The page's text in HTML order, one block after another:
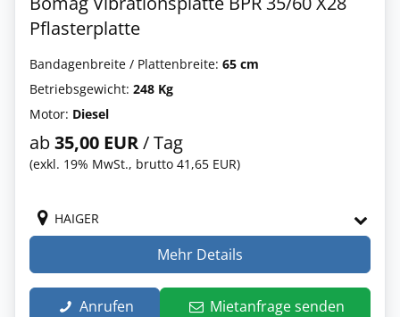
Pflasterplatte
Bandagenbreite / Plattenbreite: 65 cm
Betriebsgewicht: 248 Kg
Motor: Diesel
ab35,00 EUR/ Tag
(exkl. 19% MwSt., brutto 41,65 EUR)
HAIGER
Mehr Details
Anrufen Mietanfrage senden